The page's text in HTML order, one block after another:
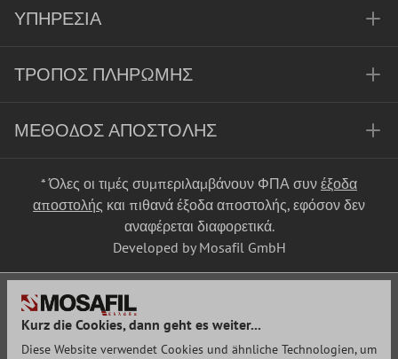
ΥΠΗΡΕΣΊΑ
ΤΡΌΠΟΣ ΠΛΗΡΩΜΉΣ
ΜΈΘΟΔΟΣ ΑΠΟΣΤΟΛΉΣ
* Όλες οι τιμές συμπεριλαμβάνουν ΦΠΑ συν έξοδα
αποστολής και πιθανά έξοδα αποστολής, εφόσον δεν
αναφέρεται διαφορετικά.
Developed by Mosafil GmbH
Kurz die Cookies, dann geht es weiter...
Diese Website verwendet Cookies und ähnliche Technologien, um